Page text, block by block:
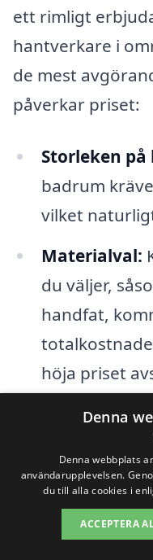
ett rimligt
hantverkare i
de mest
påverkar priset:
Storleken
badrum
vilket
Materialval:
du väljer,
handfat,
höja priset
Arbetskraft:
hantverkare
deras
samt vilket
Denna
Denna webbplats
användarupplevelsen.
du till alla cookies i
ACCEPTERA